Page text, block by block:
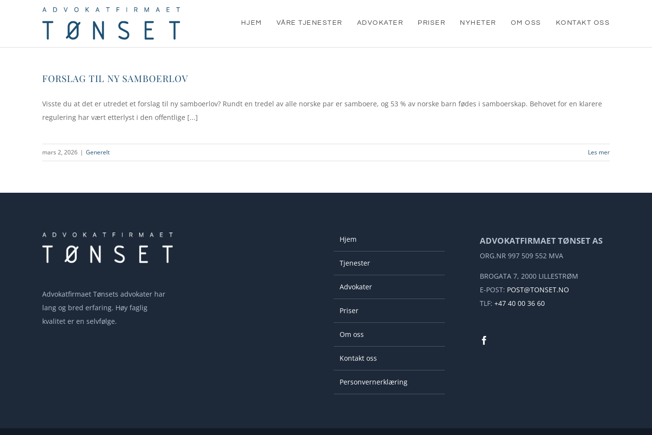
HJEM VÅRE TJENESTER ADVOKATER PRISER NYHETER OM OSS KONTAKT OSS
FORSLAG TIL NY SAMBOERLOV
Visste du at det er utredet et forslag til ny samboerlov? Rundt en tredel av alle norske par er samboere, og 53 % av norske barn fødes i samboerskap. Behovet for en klarere
regulering har vært etterlyst i den offentlige [...]
mars 2, 2026 | Generelt Les mer
Advokatfirmaet Tønsets advokater har
lang og bred erfaring. Høy faglig
kvalitet er en selvfølge.
Hjem
Tjenester
Advokater
Priser
Om oss
Kontakt oss
Personvernerklæring
ADVOKATFIRMAET TØNSET AS
ORG.NR 997 509 552 MVA
BROGATA 7, 2000 LILLESTRØM
E-POST: POST@TONSET.NO
TLF: +47 40 00 36 60